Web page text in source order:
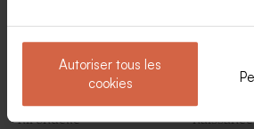
Autoriser tous les
cookies
Etui à dragées baptême
hirondelle
Étui à